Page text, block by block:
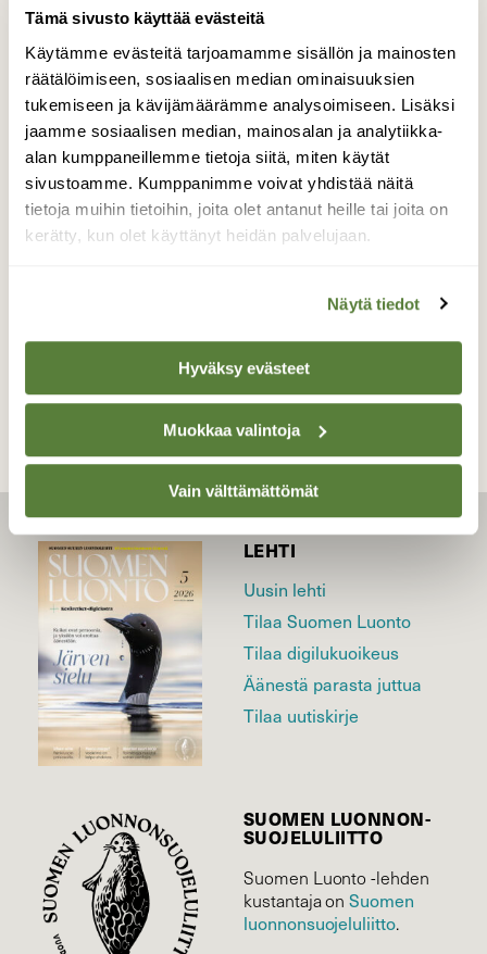
Tämä sivusto käyttää evästeitä
Käytämme evästeitä tarjoamamme sisällön ja mainosten
räätälöimiseen, sosiaalisen median ominaisuuksien
tukemiseen ja kävijämäärämme analysoimiseen. Lisäksi
jaamme sosiaalisen median, mainosalan ja analytiikka-
alan kumppaneillemme tietoja siitä, miten käytät
sivustoamme. Kumppanimme voivat yhdistää näitä
tietoja muihin tietoihin, joita olet antanut heille tai joita on
kerätty, kun olet käyttänyt heidän palvelujaan.
Näytä tiedot
Hyväksy evästeet
Muokkaa valintoja
Vain välttämättömät
Luonnon omaa grafiikkaa
Heijastuksia rantavedessä.
Valokuvaaja: Irja Lehtinen, 37500 Lempäälä
13.8.2020
TAKAISIN LISTAAN
LEHTI
Uusin lehti
Tilaa Suomen Luonto
Tilaa digilukuoikeus
Äänestä parasta juttua
Tilaa uutiskirje
SUOMEN LUONNON­
SUOJELU­LIITTO
Suomen Luonto -lehden
kustantaja onSuomen
luonnonsuojelu­liitto.